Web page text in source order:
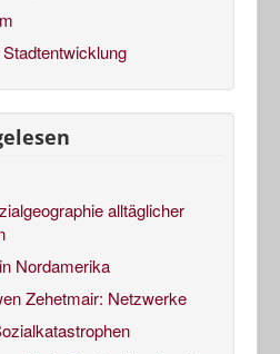
alltäglicher
Nordamerika
Zehetmair: Netzwerke